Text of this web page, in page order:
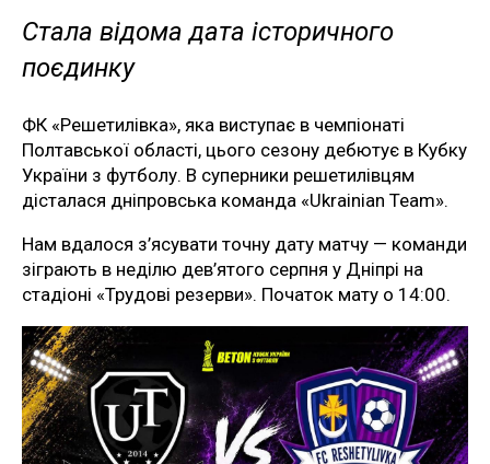
Стала відома дата історичного
поєдинку
ФК «Решетилівка», яка виступає в чемпіонаті
Полтавської області, цього сезону дебютує в Кубку
України з футболу. В суперники решетилівцям
дісталася дніпровська команда «Ukrainian Team».
Нам вдалося з’ясувати точну дату матчу — команди
зіграють в неділю дев’ятого серпня у Дніпрі на
стадіоні «Трудові резерви». Початок мату о 14:00.